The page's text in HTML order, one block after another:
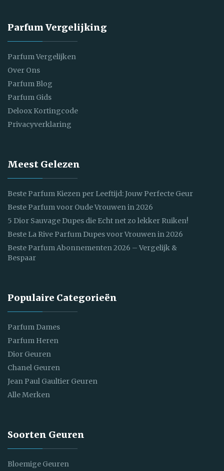
Parfum Vergelijking
Parfum Vergelijken
Over Ons
Parfum Blog
Parfum Gids
Deloox Kortingcode
Privacyverklaring
Meest Gelezen
Beste Parfum Kiezen per Leeftijd: Jouw Perfecte Geur
Beste Parfum voor Oude Vrouwen in 2026
5 Dior Sauvage Dupes die Echt net zo lekker Ruiken!
Beste La Rive Parfum Dupes voor Vrouwen in 2026
Beste Parfum Abonnementen 2026 – Vergelijk &
Bespaar
Populaire Categorieën
Parfum Dames
Parfum Heren
Dior Geuren
Chanel Geuren
Jean Paul Gaultier Geuren
Alle Merken
Soorten Geuren
Bloemige Geuren